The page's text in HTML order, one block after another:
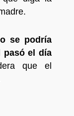
se podría
pasó el día
que el